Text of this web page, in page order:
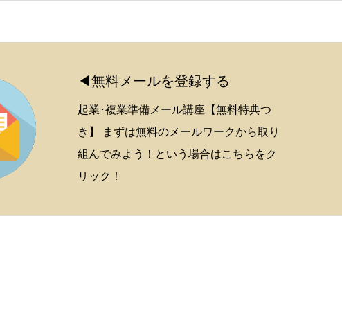
◀無料メールを登録する
起業･複業準備メール講座【無料特典つ
き】 まずは無料のメールワークから取り
組んでみよう！という場合はこちらをク
リック！